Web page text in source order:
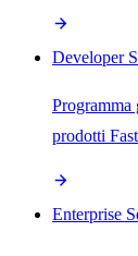
Developer
Programma
prodotti
Enterprise